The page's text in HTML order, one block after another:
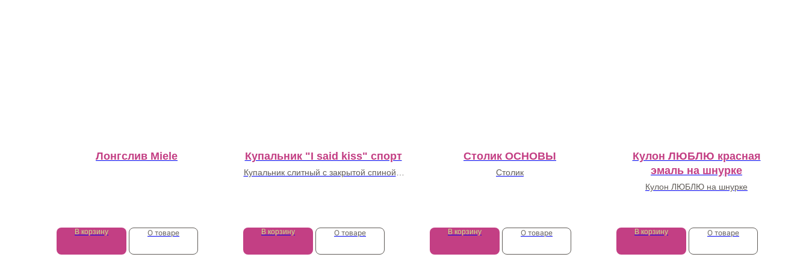
Лонгслив Miele
В корзину О товаре
Купальник "I said kiss" спорт
Купальник слитный с закрытой спиной и
В корзину О товаре
Столик ОСНОВЫ
Столик
В корзину О товаре
Кулон ЛЮБЛЮ красная
эмаль на шнурке
Кулон ЛЮБЛЮ на шнурке
В корзину О товаре